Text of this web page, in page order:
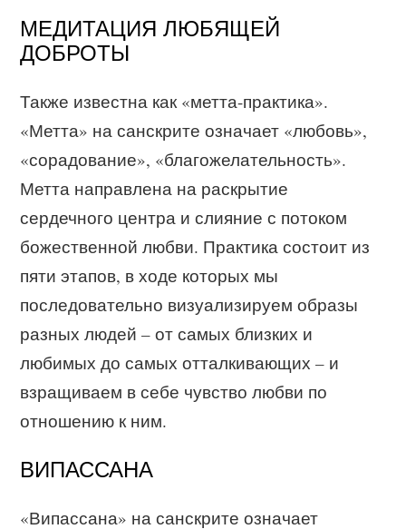
МЕДИТАЦИЯ ЛЮБЯЩЕЙ
ДОБРОТЫ
Также известна как «метта-практика».
«Метта» на санскрите означает «любовь»,
«сорадование», «благожелательность».
Метта направлена на раскрытие
сердечного центра и слияние с потоком
божественной любви. Практика состоит из
пяти этапов, в ходе которых мы
последовательно визуализируем образы
разных людей – от самых близких и
любимых до самых отталкивающих – и
взращиваем в себе чувство любви по
отношению к ним.
ВИПАССАНА
«Випассана» на санскрите означает